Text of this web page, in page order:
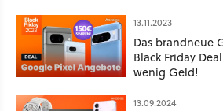
im Angebot!
13.11.2023
Das brandneue
Black Friday
wenig Geld!
13.09.2024